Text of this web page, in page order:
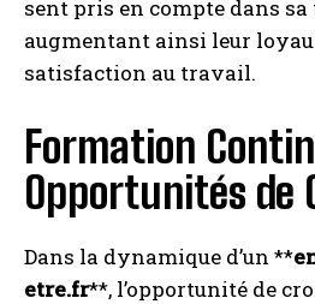
sent pris en compte dans
augmentant ainsi leur
satisfaction au travail.
Formation
Opportunités de
Dans la dynamique d’un **
etre.fr**, l’opportunité de